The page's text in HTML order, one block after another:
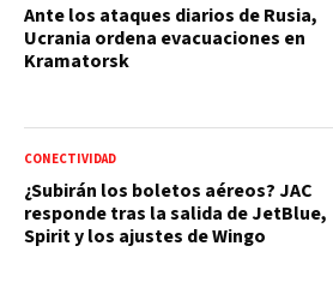
Ante los ataques diarios de Rusia,
Ucrania ordena evacuaciones en
Kramatorsk
CONECTIVIDAD
¿Subirán los boletos aéreos? JAC
responde tras la salida de JetBlue,
Spirit y los ajustes de Wingo